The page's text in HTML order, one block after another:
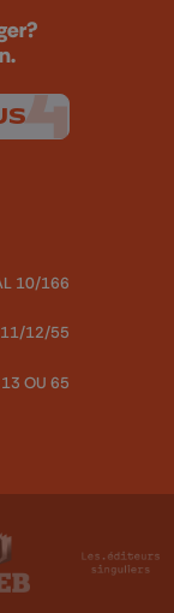
10/166
11/12/55
OU 65